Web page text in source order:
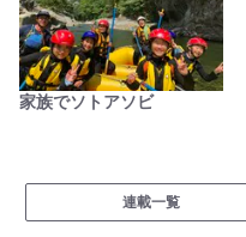
家族でソトアソビ
連載一覧